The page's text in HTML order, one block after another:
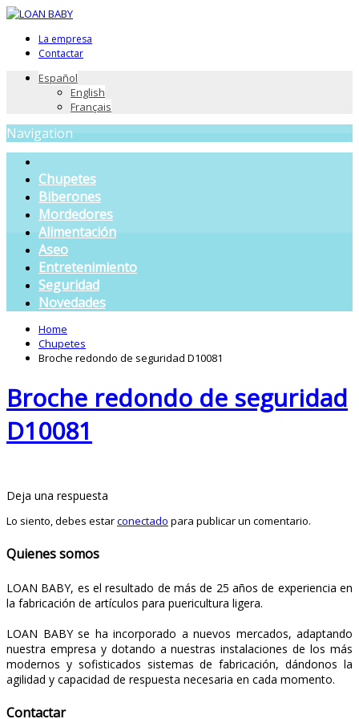
La empresa
Contactar
Español
English
Français
Navigation
Chupetes
Biberones
Mordedores
Alimentación
Aseo
Entretenimiento
Seguridad
Novedades
Home
Chupetes
Broche redondo de seguridad D10081
Broche redondo de seguridad
D10081
Deja una respuesta
Lo siento, debes estarconectado para publicar un comentario.
Quienes somos
LOAN BABY, es el resultado de más de 25 años de experiencia en
la fabricación de artículos para puericultura ligera.
LOAN BABY se ha incorporado a nuevos mercados, adaptando
nuestra empresa y dotando a nuestras instalaciones de los más
modernos y sofisticados sistemas de fabricación, dándonos la
agilidad y capacidad de respuesta necesaria en cada momento.
Contactar